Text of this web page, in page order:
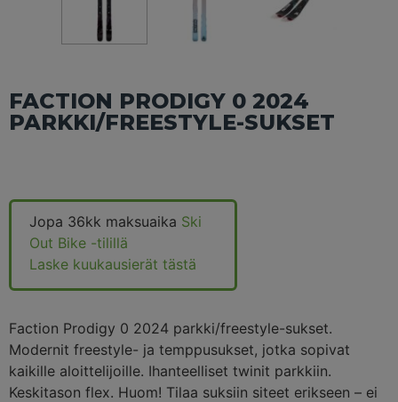
FACTION PRODIGY 0 2024
PARKKI/FREESTYLE-SUKSET
Jopa 36kk maksuaika Ski
Out Bike -tilillä
Laske kuukausierät tästä
Faction Prodigy 0 2024 parkki/freestyle-sukset.
Modernit freestyle- ja temppusukset, jotka sopivat
kaikille aloittelijoille. Ihanteelliset twinit parkkiin.
Keskitason flex. Huom! Tilaa suksiin siteet erikseen – ei